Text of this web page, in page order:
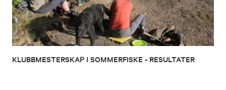
KLUBBMESTERSKAP I SOMMERFISKE - RESULTATER